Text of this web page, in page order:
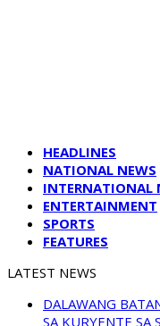
HEADLINES
NATIONAL NEWS
INTERNATIONAL
ENTERTAINMENT
SPORTS
FEATURES
LATEST NEWS
DALAWANG
SA KURYENTE SA